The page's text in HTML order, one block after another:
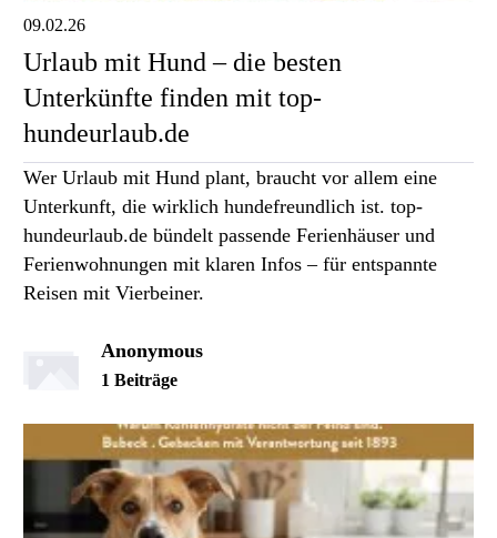
09.02.26
Urlaub mit Hund – die besten
Unterkünfte finden mit top-
hundeurlaub.de
Wer Urlaub mit Hund plant, braucht vor allem eine
Unterkunft, die wirklich hundefreundlich ist. top-
hundeurlaub.de bündelt passende Ferienhäuser und
Ferienwohnungen mit klaren Infos – für entspannte
Reisen mit Vierbeiner.
Anonymous
1 Beiträge